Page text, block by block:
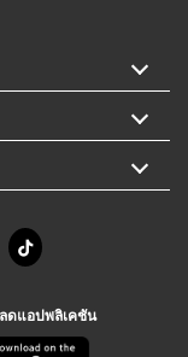
ดแอปพลิเคชัน